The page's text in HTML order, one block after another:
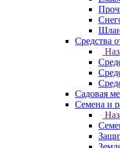
Средства
Садовая
Семена и